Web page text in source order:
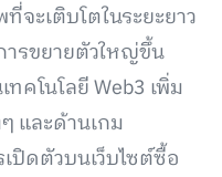
ะเติบโตในระยะยาว
ารขยายตัวใหญ่ขึ้น
คโนโลยี Web3 เพิ่ม
และด้านเกม
ปิดตัวบนเว็บไซต์ซื้อ